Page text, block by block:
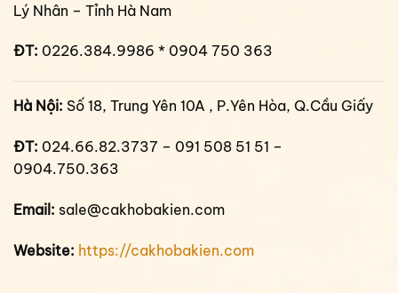
Lý Nhân – Tỉnh Hà Nam
ĐT: 0226.384.9986 * 0904 750 363
Hà Nội: Số 18, Trung Yên 10A , P.Yên Hòa, Q.Cầu Giấy
ĐT: 024.66.82.3737 – 091 508 51 51 –
0904.750.363
Email: sale@cakhobakien.com
Website: https://cakhobakien.com